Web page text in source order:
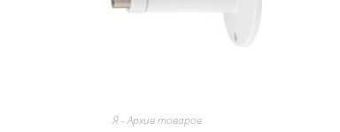
Я - Архив товаров